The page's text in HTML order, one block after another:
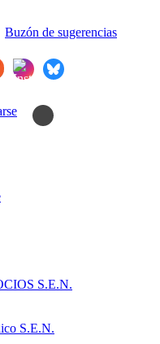
Buzón de sugerencias
S.E.N.
S.E.N.